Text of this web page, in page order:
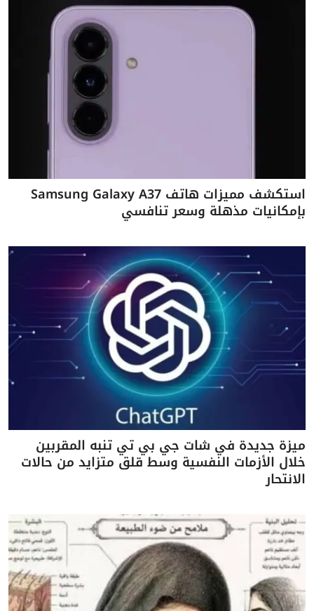
استكشف مميزات هاتف Samsung Galaxy A37
بإمكانيات مذهلة وسعر تنافسي
ميزة جديدة في شات جي بي تي تنبه المقربين
خلال الأزمات النفسية وسط قلق متزايد من حالات
الانتحار